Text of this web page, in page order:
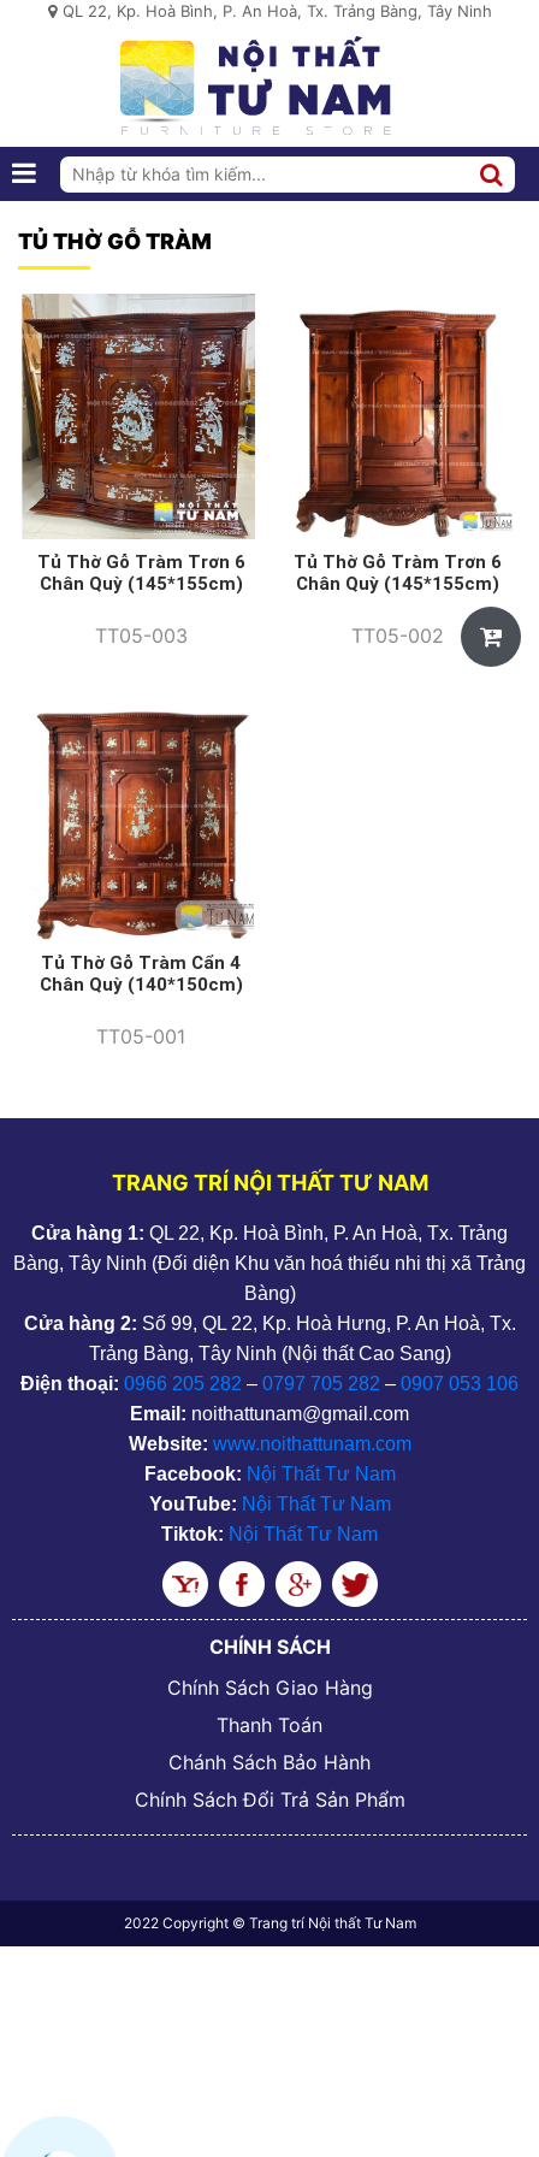
QL 22, Kp. Hoà Bình, P. An Hoà, Tx. Trảng Bàng, Tây Ninh
TỦ THỜ GỖ TRÀM
Tủ Thờ Gỗ Tràm Trơn 6
Chân Quỳ (145*155cm)
TT05-003
Tủ Thờ Gỗ Tràm Trơn 6
Chân Quỳ (145*155cm)
TT05-002
Tủ Thờ Gỗ Tràm Cẩn 4
Chân Quỳ (140*150cm)
TT05-001
TRANG TRÍ NỘI THẤT TƯ NAM
Cửa hàng 1: QL 22, Kp. Hoà Bình, P. An Hoà, Tx. Trảng
Bàng, Tây Ninh (Đối diện Khu văn hoá thiếu nhi thị xã Trảng
Bàng)
Cửa hàng 2: Số 99, QL 22, Kp. Hoà Hưng, P. An Hoà, Tx.
Trảng Bàng, Tây Ninh (Nội thất Cao Sang)
Điện thoại: 0966 205 282 – 0797 705 282 – 0907 053 106
Email: noithattunam@gmail.com
Website: www.noithattunam.com
Facebook: Nội Thất Tư Nam
YouTube: Nội Thất Tư Nam
Tiktok: Nội Thất Tư Nam
CHÍNH SÁCH
Chính Sách Giao Hàng
Thanh Toán
Chánh Sách Bảo Hành
Chính Sách Đổi Trả Sản Phẩm
2022 Copyright © Trang trí Nội thất Tư Nam